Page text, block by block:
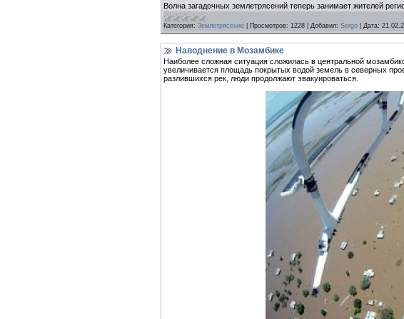
Волна загадочных землетрясений теперь занимает жителей
Категория: Землетрясение Просмотров: 1228 Добавил: Sergo Дата:
Наводнение в Мозамбике
Наиболее сложная ситуация сложилась в центральной
увеличивается площадь покрытых водой земель в северных
разлившихся рек, люди продолжают эвакуироваться.